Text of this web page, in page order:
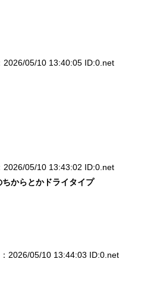
2026/05/10 13:40:05 ID:0.net
2026/05/10 13:43:02 ID:0.net
からとかドライタイプ
2026/05/10 13:44:03 ID:0.net